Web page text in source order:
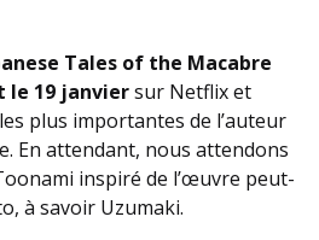
Tales of the Macabre
19 janviersur Netflix et
plus importantes de l’auteur
En attendant, nous attendons
inspiré de l’œuvre peut-
à savoir Uzumaki.